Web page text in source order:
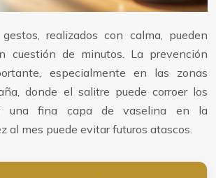
realizados con calma, pueden
cuestión de minutos. La prevención
especialmente en las zonas
donde el salitre puede corroer los
una fina capa de vaselina en la
al mes puede evitar futuros atascos.